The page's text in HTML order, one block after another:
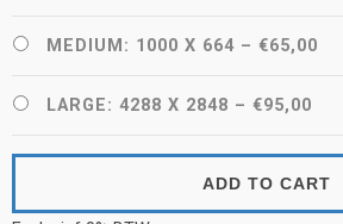
MEDIUM: 1000 X 664 – €65,00
LARGE: 4288 X 2848 – €95,00
ADD TO CART